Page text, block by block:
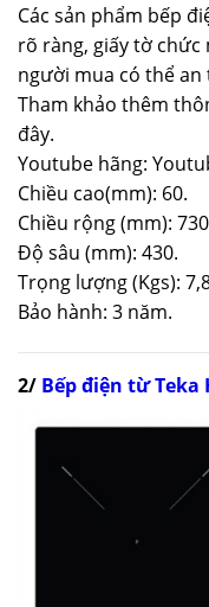
Các sản phẩm bếp
rõ ràng, giấy tờ
người mua có thể an
Tham khảo thêm
đây.
Youtube hãng:
Chiều cao(mm): 60.
Chiều rộng (mm):
Độ sâu (mm): 430.
Trọng lượng (Kgs):
Bảo hành: 3 năm.
2/ Bếp điện từ Teka